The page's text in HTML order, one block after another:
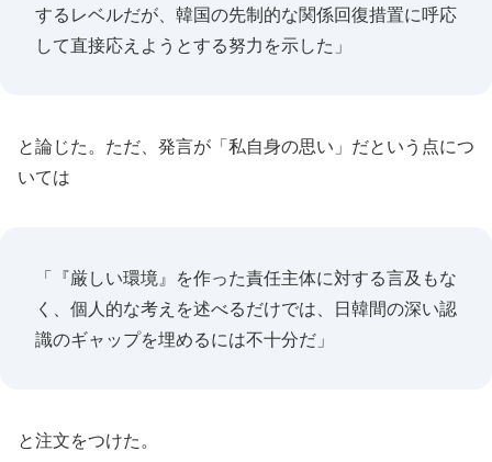
するレベルだが、韓国の先制的な関係回復措置に呼応
して直接応えようとする努力を示した」
と論じた。ただ、発言が「私自身の思い」だという点につ
いては
「『厳しい環境』を作った責任主体に対する言及もな
く、個人的な考えを述べるだけでは、日韓間の深い認
識のギャップを埋めるには不十分だ」
と注文をつけた。